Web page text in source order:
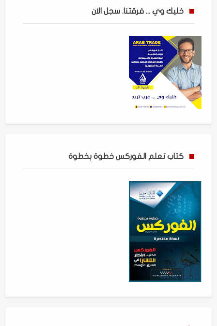
خليك وي ... فرقتنا. سجل الان
كتاب تعلم الفوركس خطوة بخطوة